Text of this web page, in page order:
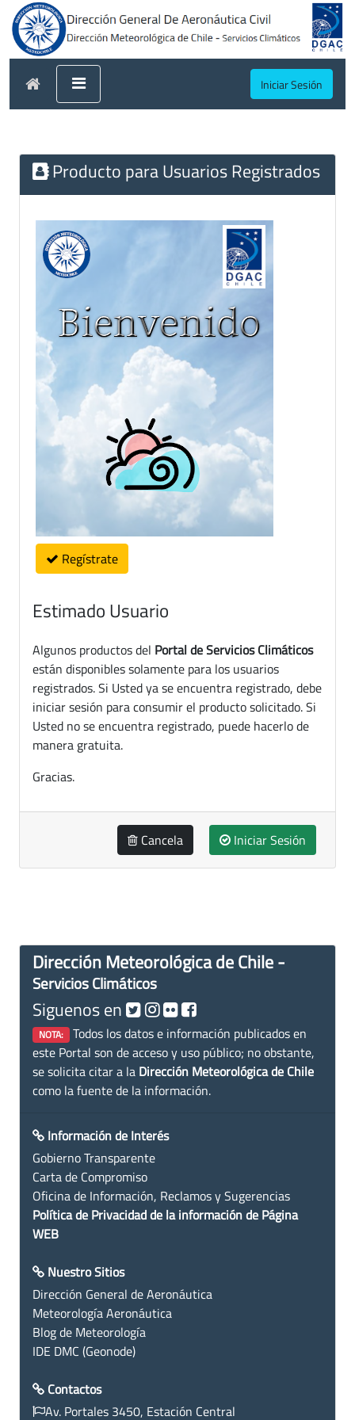
Iniciar Sesión
Producto para Usuarios Registrados
Regístrate
Estimado Usuario
Algunos productos del Portal de Servicios Climáticos
están disponibles solamente para los usuarios
registrados. Si Usted ya se encuentra registrado, debe
iniciar sesión para consumir el producto solicitado. Si
Usted no se encuentra registrado, puede hacerlo de
manera gratuita.
Gracias.
Cancela Iniciar Sesión
Dirección Meteorológica de Chile -
Servicios Climáticos
Siguenos en
NOTA: Todos los datos e información publicados en
este Portal son de acceso y uso público; no obstante,
se solicita citar a la Dirección Meteorológica de Chile
como la fuente de la información.
Información de Interés
Gobierno Transparente
Carta de Compromiso
Oficina de Información, Reclamos y Sugerencias
Política de Privacidad de la información de Página
WEB
Nuestro Sitios
Dirección General de Aeronáutica
Meteorología Aeronáutica
Blog de Meteorología
IDE DMC (Geonode)
Contactos
Av. Portales 3450, Estación Central